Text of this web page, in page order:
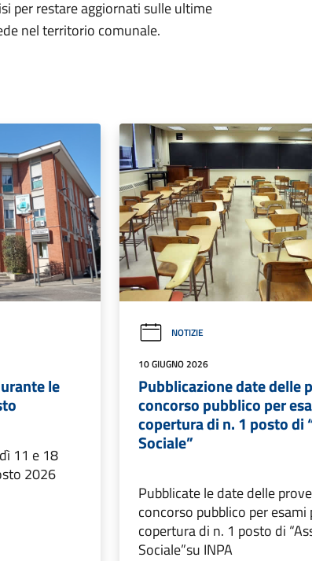
per restare aggiornati sulle ultime
nel territorio comunale.
le
11 e 18
2026
NOTIZIE
10 GIUGNO 2026
Pubblicazione date delle
concorso pubblico per
copertura di n. 1 posto di
Sociale”
Pubblicate le date delle
concorso pubblico per esami
copertura di n. 1 posto di
Sociale”su INPA